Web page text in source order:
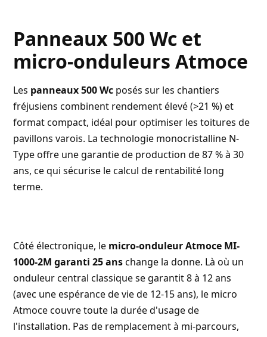
Panneaux 500 Wc et
micro-onduleurs Atmoce
Les panneaux 500 Wc posés sur les chantiers
fréjusiens combinent rendement élevé (>21 %) et
format compact, idéal pour optimiser les toitures de
pavillons varois. La technologie monocristalline N-
Type offre une garantie de production de 87 % à 30
ans, ce qui sécurise le calcul de rentabilité long
terme.
Côté électronique, le micro-onduleur Atmoce MI-
1000-2M garanti 25 anschange la donne. Là où un
onduleur central classique se garantit 8 à 12 ans
(avec une espérance de vie de 12-15 ans), le micro
Atmoce couvre toute la durée d'usage de
l'installation. Pas de remplacement à mi-parcours,